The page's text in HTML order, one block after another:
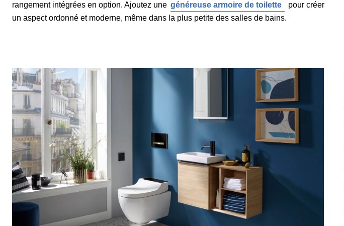
rangement intégrées en option. Ajoutez une généreuse armoire de toilette
pour créer
un aspect ordonné et moderne, même dans la plus petite des salles de bains.